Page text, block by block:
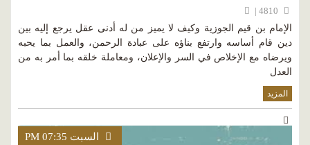
الإمام بن قيم الجوزية وكيف لا يميز من له أدنى عقل يرجع إليه بين
دين قام أساسه وارتفع بناؤه على عبادة الرحمن، والعمل بما يحبه
ويرضاه مع الإخلاص في السر والإعلان، ومعاملة خلقه بما أمر به من
العدل
المزيد
السبت PM 07:35